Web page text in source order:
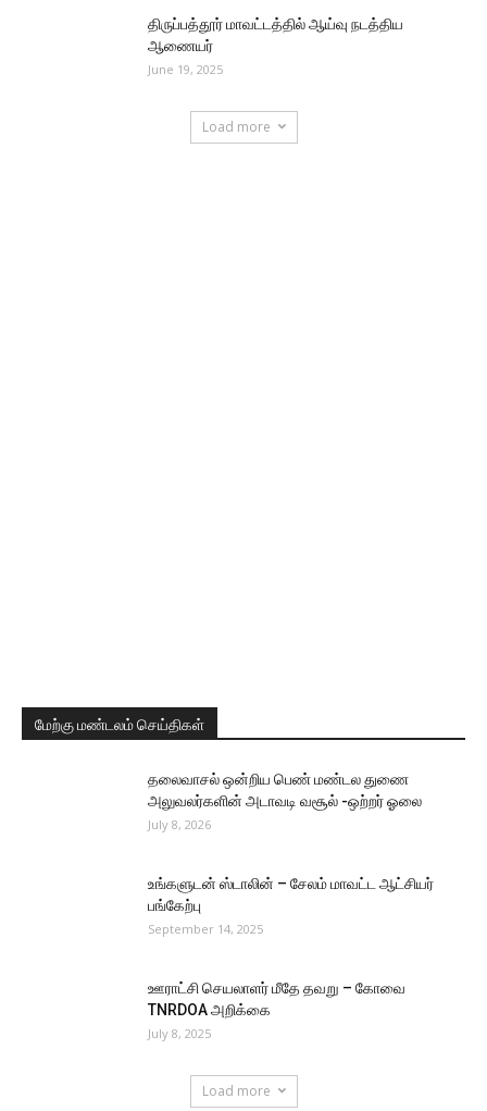
திருப்பத்தூர் மாவட்டத்தில் ஆய்வு நடத்திய
ஆணையர்
June 19, 2025
Load more
மேற்கு மண்டலம் செய்திகள்
தலைவாசல் ஒன்றிய பெண் மண்டல துணை
அலுவலர்களின் அடாவடி வசூல் -ஒற்றர் ஓலை
July 8, 2026
உங்களுடன் ஸ்டாலின் – சேலம் மாவட்ட ஆட்சியர்
பங்கேற்பு
September 14, 2025
ஊராட்சி செயலாளர் மீதே தவறு – கோவை
TNRDOA அறிக்கை
July 8, 2025
Load more